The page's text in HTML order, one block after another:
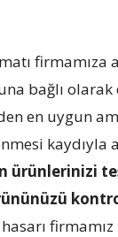
bağlı
en uygun
ürünlerinizi